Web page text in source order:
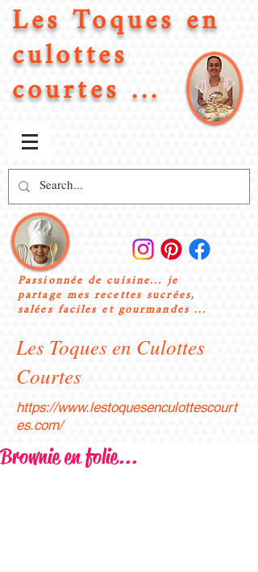
Les Toques en
culottes
courtes ...
Passionnée de cuisine... je
partage mes recettes sucrées,
salées faciles et gourmandes ...
Les Toques en Culottes
Courtes
https://www.lestoquesenculottescourt
es.com/
Brownie en folie...